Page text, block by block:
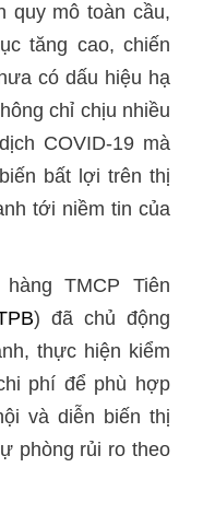
quy mô toàn cầu,
tăng cao, chiến
có dấu hiệu hạ
chỉ chịu nhiều
COVID-19 mà
bất lợi trên thị
tới niềm tin của
TMCP Tiên
) đã chủ động
thực hiện kiểm
phí để phù hợp
và diễn biến thị
phòng rủi ro theo